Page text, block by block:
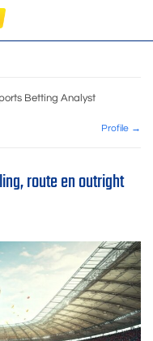
Betting Analyst
Profile →
route en outright